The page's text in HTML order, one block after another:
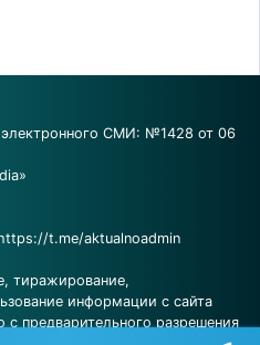
СМИ: №1428 от 06
t.me/aktualnoadmin
тиражирование,
информации с сайта
предварительного разрешения